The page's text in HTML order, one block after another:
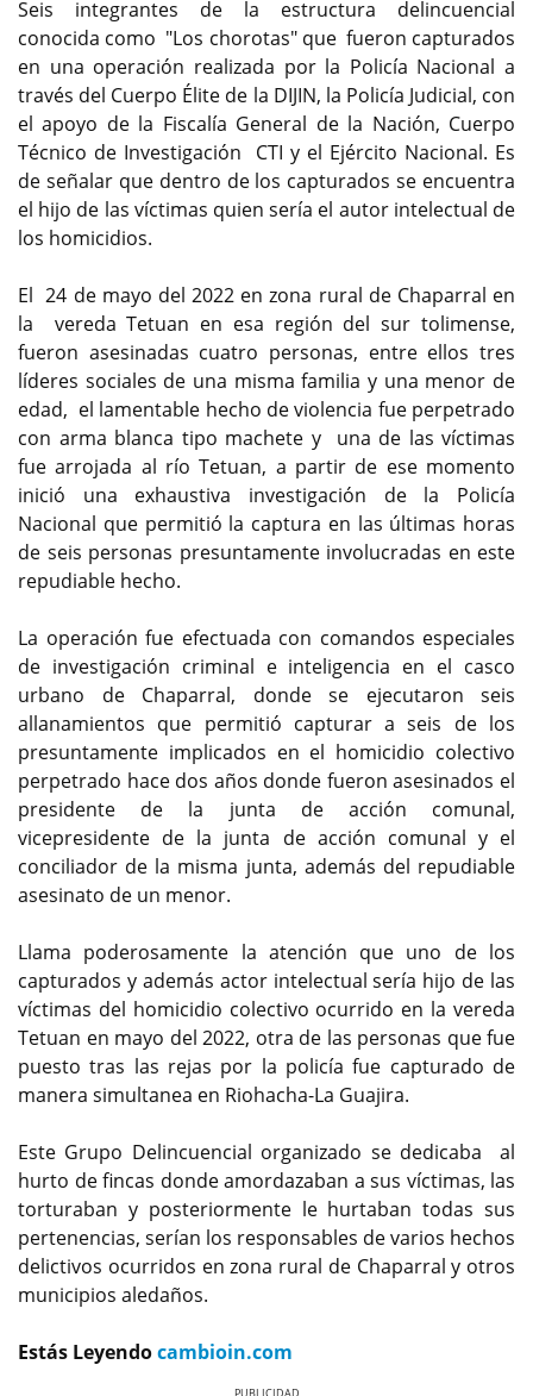
Seis integrantes de la estructura delincuencial
conocida como "Los chorotas" que fueron capturados
en una operación realizada por la Policía Nacional a
través del Cuerpo Élite de la DIJIN, la Policía Judicial, con
el apoyo de la Fiscalía General de la Nación, Cuerpo
Técnico de Investigación CTI y el Ejército Nacional. Es
de señalar que dentro de los capturados se encuentra
el hijo de las víctimas quien sería el autor intelectual de
los homicidios.
El 24 de mayo del 2022 en zona rural de Chaparral en
la vereda Tetuan en esa región del sur tolimense,
fueron asesinadas cuatro personas, entre ellos tres
líderes sociales de una misma familia y una menor de
edad, el lamentable hecho de violencia fue perpetrado
con arma blanca tipo machete y una de las víctimas
fue arrojada al río Tetuan, a partir de ese momento
inició una exhaustiva investigación de la Policía
Nacional que permitió la captura en las últimas horas
de seis personas presuntamente involucradas en este
repudiable hecho.
La operación fue efectuada con comandos especiales
de investigación criminal e inteligencia en el casco
urbano de Chaparral, donde se ejecutaron seis
allanamientos que permitió capturar a seis de los
presuntamente implicados en el homicidio colectivo
perpetrado hace dos años donde fueron asesinados el
presidente de la junta de acción comunal,
vicepresidente de la junta de acción comunal y el
conciliador de la misma junta, además del repudiable
asesinato de un menor.
Llama poderosamente la atención que uno de los
capturados y además actor intelectual sería hijo de las
víctimas del homicidio colectivo ocurrido en la vereda
Tetuan en mayo del 2022, otra de las personas que fue
puesto tras las rejas por la policía fue capturado de
manera simultanea en Riohacha-La Guajira.
Este Grupo Delincuencial organizado se dedicaba al
hurto de fincas donde amordazaban a sus víctimas, las
torturaban y posteriormente le hurtaban todas sus
pertenencias, serían los responsables de varios hechos
delictivos ocurridos en zona rural de Chaparral y otros
municipios aledaños.
Estás Leyendocambioin.com